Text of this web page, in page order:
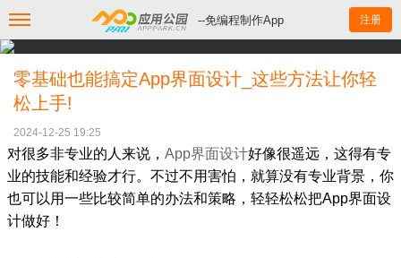
--免编程制作App 注册
零基础也能搞定App界面设计_这些方法让你轻
松上手!
2024-12-25 19:25
对很多非专业的人来说， App界面设计好像很遥远，这得有专
业的技能和经验才行。不过不用害怕，就算没有专业背景，你
也可以用一些比较简单的办法和策略，轻轻松松把App界面设
计做好！